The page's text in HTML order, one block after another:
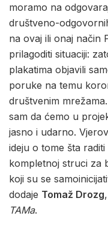
moramo na
društveno-
na ovaj ili onaj način
prilagoditi situaciji:
plakatima objavili
poruke na temu
društvenim
sam da ćemo u
jasno i udarno.
ideju o tome šta
kompletnoj struci za
koji su se
dodaje Tomaž Drozg
TAMa.